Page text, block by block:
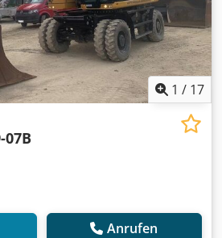
1 / 17
07B
Anrufen